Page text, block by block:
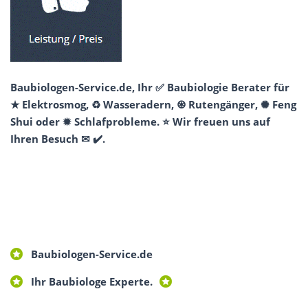
Baubiologen-Service.de, Ihr ✅ Baubiologie Berater für
★ Elektrosmog, ♻ Wasseradern, ♼ Rutengänger, ✺ Feng
Shui oder ✹ Schlafprobleme. ⭐ Wir freuen uns auf
Ihren Besuch ✉ ✔️.
Baubiologen-Service.de
Ihr Baubiologe Experte.